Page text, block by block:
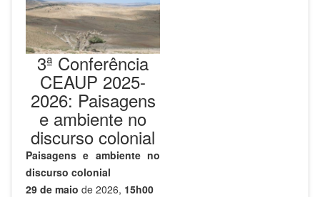
3ª Conferência
CEAUP 2025-
2026: Paisagens
e ambiente no
discurso colonial
Paisagens e ambiente no
discurso colonial
29 de maio de 2026, 15h00